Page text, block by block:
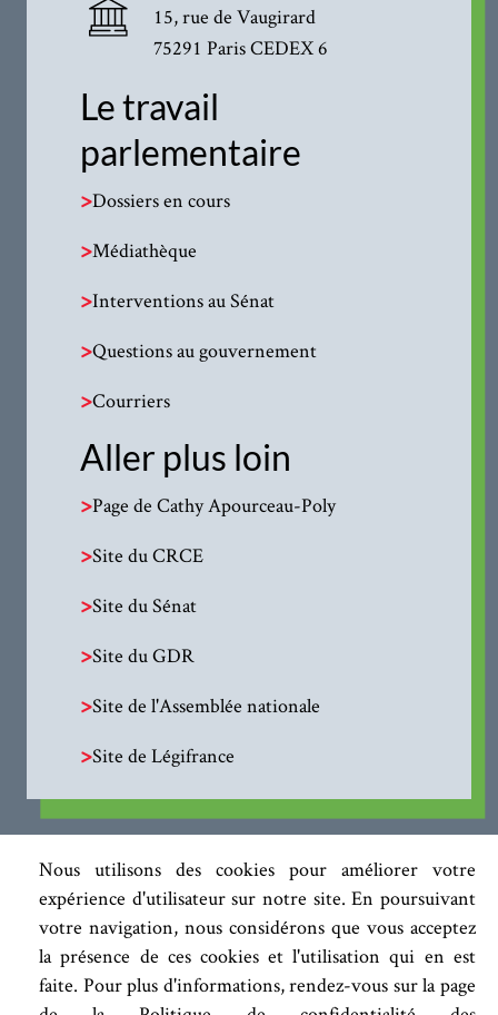
Nous utilisons des cookies pour améliorer votre
expérience d'utilisateur sur notre site. En poursuivant
votre navigation, nous considérons que vous acceptez
la présence de ces cookies et l'utilisation qui en est
faite. Pour plus d'informations, rendez-vous sur la page
15, rue de Vaugirard
75291 Paris CEDEX 6
Le travail
parlementaire
>Dossiers en cours
>Médiathèque
>Interventions au Sénat
>Questions au gouvernement
>Courriers
Aller plus loin
>Page de Cathy Apourceau-Poly
>Site du CRCE
>Site du Sénat
>Site du GDR
>Site de l'Assemblée nationale
>Site de Légifrance